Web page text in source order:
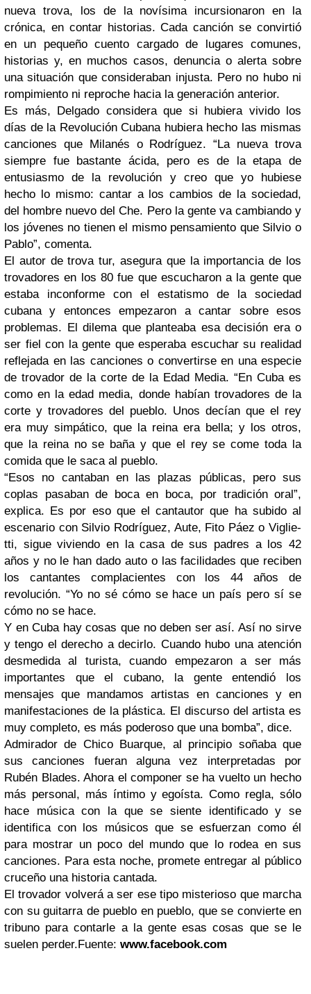
nueva trova, los de la novísima incursionaron en la
crónica, en contar historias. Cada canción se convirtió
en un pequeño cuento cargado de lugares comunes,
historias y, en muchos casos, denuncia o alerta sobre
una situación que consideraban injusta. Pero no hubo ni
rompimiento ni reproche hacia la generación anterior.
Es más, Delgado considera que si hubiera vivido los
días de la Revolución Cubana hubiera hecho las mismas
canciones que Milanés o Rodríguez. “La nueva trova
siempre fue bastante ácida, pero es de la etapa de
entusiasmo de la revolución y creo que yo hubiese
hecho lo mismo: cantar a los cambios de la sociedad,
del hombre nuevo del Che. Pero la gente va cambiando y
los jóvenes no tienen el mismo pensamiento que Silvio o
Pablo”, comenta.
El autor de trova tur, asegura que la importancia de los
trovadores en los 80 fue que escucharon a la gente que
estaba inconforme con el estatismo de la sociedad
cubana y entonces empezaron a cantar sobre esos
problemas. El dilema que planteaba esa decisión era o
ser fiel con la gente que esperaba escuchar su realidad
reflejada en las canciones o convertirse en una especie
de trovador de la corte de la Edad Media. “En Cuba es
como en la edad media, donde habían trovadores de la
corte y trovadores del pueblo. Unos decían que el rey
era muy simpático, que la reina era bella; y los otros,
que la reina no se baña y que el rey se come toda la
comida que le saca al pueblo.
“Esos no cantaban en las plazas públicas, pero sus
coplas pasaban de boca en boca, por tradición oral”,
explica. Es por eso que el cantautor que ha subido al
escenario con Silvio Rodríguez, Aute, Fito Páez o Viglie-
tti, sigue viviendo en la casa de sus padres a los 42
años y no le han dado auto o las facilidades que reciben
los cantantes complacientes con los 44 años de
revolución. “Yo no sé cómo se hace un país pero sí se
cómo no se hace.
Y en Cuba hay cosas que no deben ser así. Así no sirve
y tengo el derecho a decirlo. Cuando hubo una atención
desmedida al turista, cuando empezaron a ser más
importantes que el cubano, la gente entendió los
mensajes que mandamos artistas en canciones y en
manifestaciones de la plástica. El discurso del artista es
muy completo, es más poderoso que una bomba”, dice.
Admirador de Chico Buarque, al principio soñaba que
sus canciones fueran alguna vez interpretadas por
Rubén Blades. Ahora el componer se ha vuelto un hecho
más personal, más íntimo y egoísta. Como regla, sólo
hace música con la que se siente identificado y se
identifica con los músicos que se esfuerzan como él
para mostrar un poco del mundo que lo rodea en sus
canciones. Para esta noche, promete entregar al público
cruceño una historia cantada.
El trovador volverá a ser ese tipo misterioso que marcha
con su guitarra de pueblo en pueblo, que se convierte en
tribuno para contarle a la gente esas cosas que se le
suelen perder.Fuente: www.facebook.com